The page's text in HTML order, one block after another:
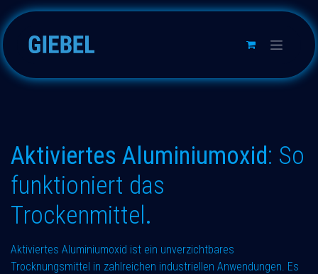
Zum Inhalt springen
Aktiviertes Aluminiumoxid: So
funktioniert das
Trockenmittel.
Aktiviertes Aluminiumoxid ist ein unverzichtbares
Trocknungsmittel in zahlreichen industriellen Anwendungen. Es